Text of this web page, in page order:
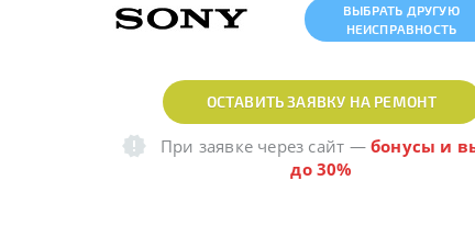
ВЫБРАТЬ ДРУГУЮ
НЕИСПРАВНОСТЬ
ОСТАВИТЬ ЗАЯВКУ НА РЕМОНТ
При заявке через сайт — бонусы и
до 30%